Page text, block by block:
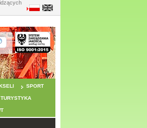
SPORT
TURYSTYKA